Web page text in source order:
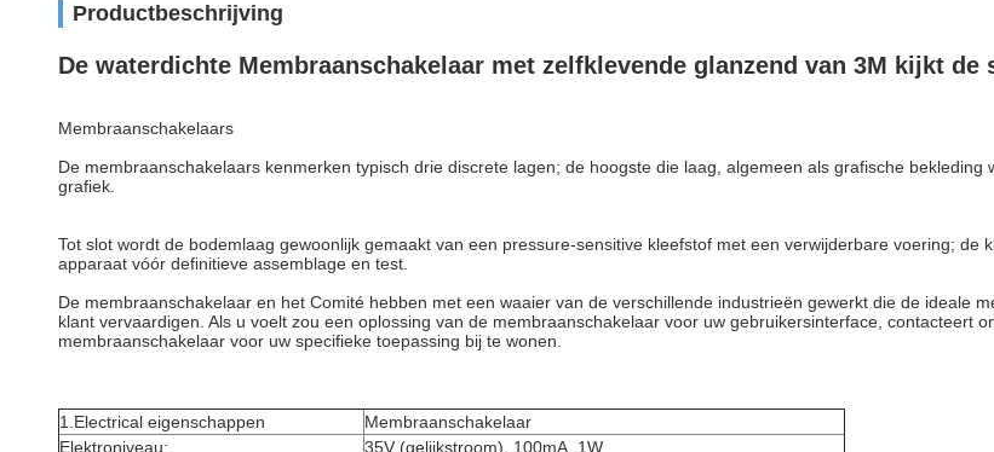
Productbeschrijving
De waterdichte Membraanschakelaar met zelfklevende glanzend van 3M kijkt de
Membraanschakelaars
De membraanschakelaars kenmerken typisch drie discrete lagen; de hoogste die laag, algemeen als grafische
grafiek.
Tot slot wordt de bodemlaag gewoonlijk gemaakt van een pressure-sensitive kleefstof met een verwijderbare voering;
apparaat vóór definitieve assemblage en test.
De membraanschakelaar en het Comité hebben met een waaier van de verschillende industrieën gewerkt die de ideale
klant vervaardigen. Als u voelt zou een oplossing van de membraanschakelaar voor uw gebruikersinterface, contacteert
membraanschakelaar voor uw specifieke toepassing bij te wonen.
1.Electrical eigenschappen
Membraanschakelaar
Elektroniveau:
35V (gelijkstroom), 100mA, 1W